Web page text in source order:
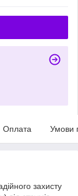
Оплата Умови
захисту